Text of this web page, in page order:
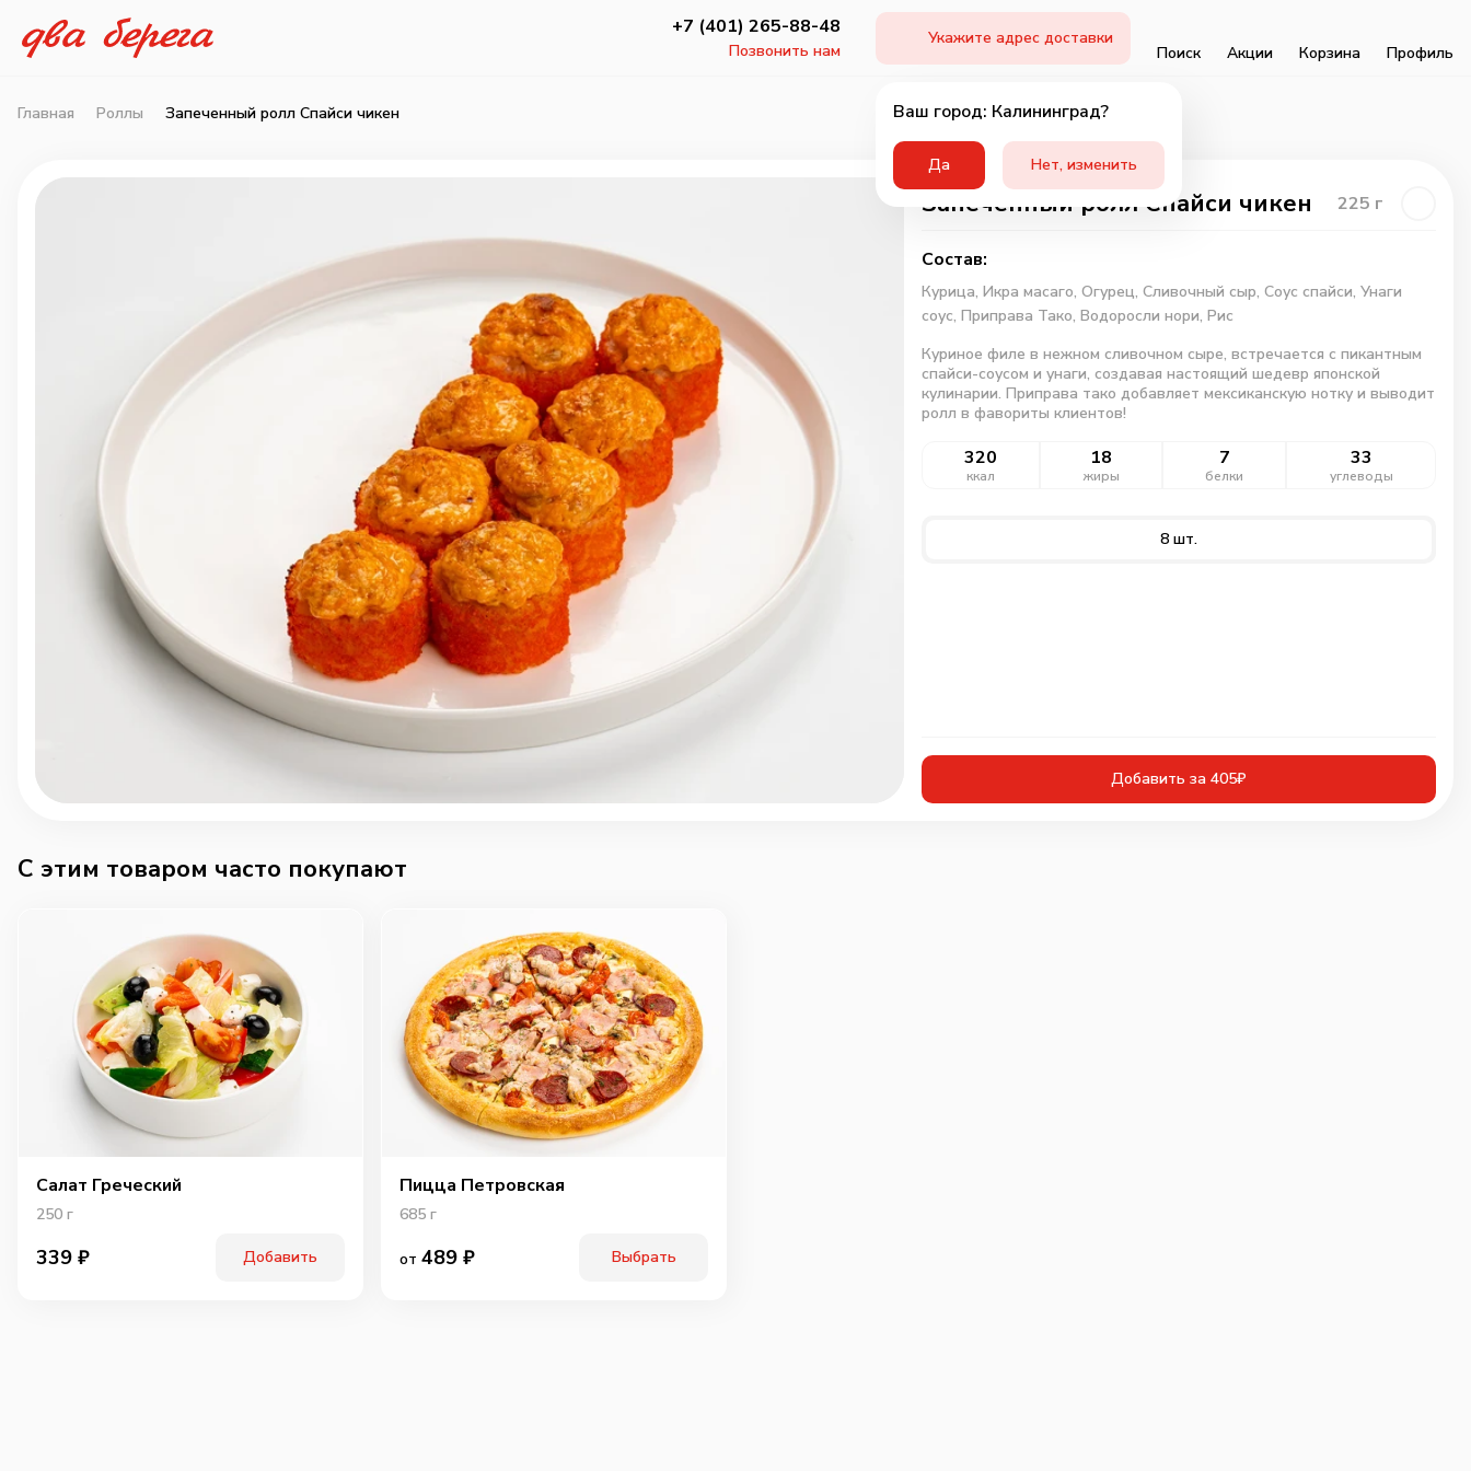
+7 (401) 265-88-48
Позвонить нам
Укажите адрес доставки
Ваш город: Калининград?
Да Нет, изменить
Поиск Акции Корзина Профиль
Главная Роллы Запеченный ролл Спайси чикен
Запеченный ролл Спайси чикен 225 г
Состав:
Курица, Икра масаго, Огурец, Сливочный сыр, Соус спайси, Унаги
соус, Приправа Тако, Водоросли нори, Рис
Куриное филе в нежном сливочном сыре, встречается с пикантным
спайси-соусом и унаги, создавая настоящий шедевр японской
кулинарии. Приправа тако добавляет мексиканскую нотку и выводит
ролл в фавориты клиентов!
320
ккал
18
жиры
7
белки
33
углеводы
8 шт.
Добавить за 405₽
C этим товаром часто покупают
Салат Греческий
250 г
339 ₽ Добавить
Пицца Петровская
685 г
от 489 ₽ Выбрать